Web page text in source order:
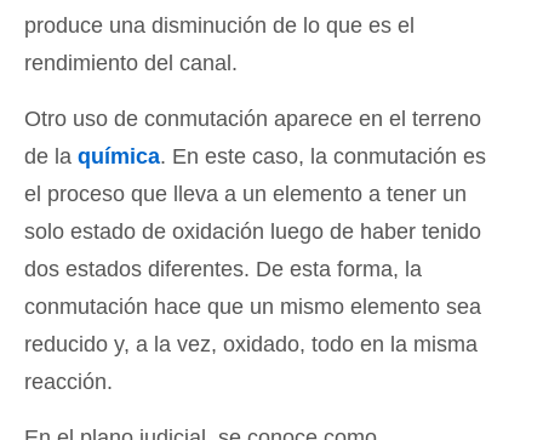
produce una disminución de lo que es el
rendimiento del canal.
Otro uso de conmutación aparece en el terreno
de la química. En este caso, la conmutación es
el proceso que lleva a un elemento a tener un
solo estado de oxidación luego de haber tenido
dos estados diferentes. De esta forma, la
conmutación hace que un mismo elemento sea
reducido y, a la vez, oxidado, todo en la misma
reacción.